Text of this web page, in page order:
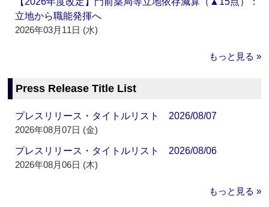
立地から職能発揮へ
2026年03月11日 (水)
もっと見る »
Press Release Title List
プレスリリース・タイトルリスト 2026/08/07
2026年08月07日 (金)
プレスリリース・タイトルリスト 2026/08/06
2026年08月06日 (木)
もっと見る »